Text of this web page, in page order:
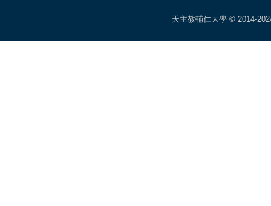
天主教輔仁大學 © 2014-